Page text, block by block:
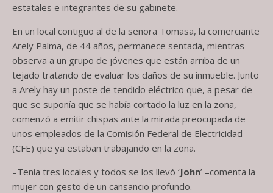
estatales e integrantes de su gabinete.
En un local contiguo al de la señora Tomasa, la comerciante
Arely Palma, de 44 años, permanece sentada, mientras
observa a un grupo de jóvenes que están arriba de un
tejado tratando de evaluar los daños de su inmueble. Junto
a Arely hay un poste de tendido eléctrico que, a pesar de
que se suponía que se había cortado la luz en la zona,
comenzó a emitir chispas ante la mirada preocupada de
unos empleados de la Comisión Federal de Electricidad
(CFE) que ya estaban trabajando en la zona.
–Tenía tres locales y todos se los llevó ‘John’ –comenta la
mujer con gesto de un cansancio profundo.